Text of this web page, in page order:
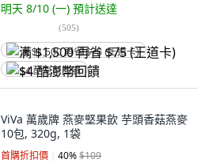
明天 8/10 (一) 預計送達
(505)
满 $1,500 再省 $75 (王道卡)
$4 酷澎幣回饋
ViVa 萬歲牌 燕麥堅果飲 芋頭香菇燕麥
10包, 320g, 1袋
首購折扣價 40%$109